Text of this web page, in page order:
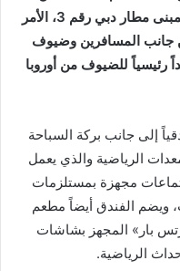
موقعه في وسط مدينة دبي والمجاور لمبنى مطار دبي رقم 3، الأمر
جانب المسافرين وضيوف
رئيسياً للضيوف من أوروبا
وجناحاً فندقياً إلى جانب بركة السباحة
الرياضية والذي يعمل
مجهزة بمستلزمات
ويضم الفندق أيضاً مطعم
بار» المجهز بشاشات
الرياضية.